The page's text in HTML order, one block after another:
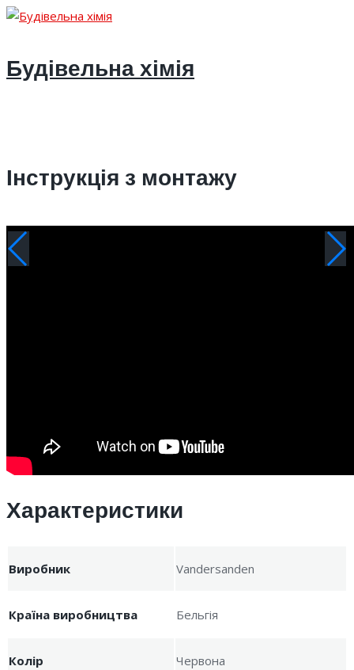
Будівельна хімія
Інструкція з монтажу
Характеристики
Виробник Vandersanden
Країна виробництва Бельгія
Колір Червона